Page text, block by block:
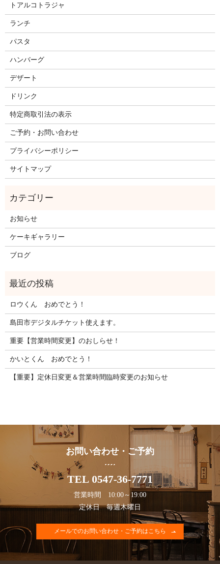
トアルコトラジャ
ランチ
パスタ
ハンバーグ
デザート
ドリンク
特定商取引法の表示
ご予約・お問い合わせ
プライバシーポリシー
サイトマップ
お知らせ
ケーキギャラリー
ブログ
ロウくん おめでとう！
島田市デジタルチケット使えます。
重要【営業時間変更】のおしらせ！
かいとくん おめでとう！
【重要】定休日変更＆営業時間臨時変更のお知らせ
お問い合わせ・ご予約
TEL 0547-36-7771
営業時間 10:00～19:00
定休日 毎週木曜日
メールでのお問い合わせ・ご予約はこちら